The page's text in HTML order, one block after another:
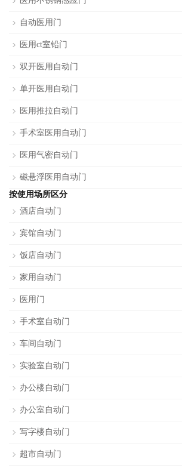
自动医用门
医用ct室铅门
双开医用自动门
单开医用自动门
医用推拉自动门
手术室医用自动门
医用气密自动门
磁悬浮医用自动门
按使用场所区分
酒店自动门
宾馆自动门
饭店自动门
家用自动门
医用门
手术室自动门
车间自动门
实验室自动门
办公楼自动门
办公室自动门
写字楼自动门
超市自动门